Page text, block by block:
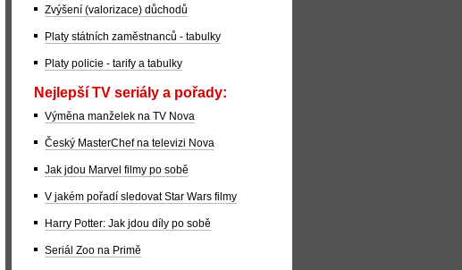
Zvýšení (valorizace) důchodů
Platy státních zaměstnanců - tabulky
Platy policie - tarify a tabulky
Nejlepší TV seriály a pořady:
Výměna manželek na TV Nova
Český MasterChef na televizi Nova
Jak jdou Marvel filmy po sobě
V jakém pořadí sledovat Star Wars filmy
Harry Potter: Jak jdou díly po sobě
Seriál Zoo na Primě